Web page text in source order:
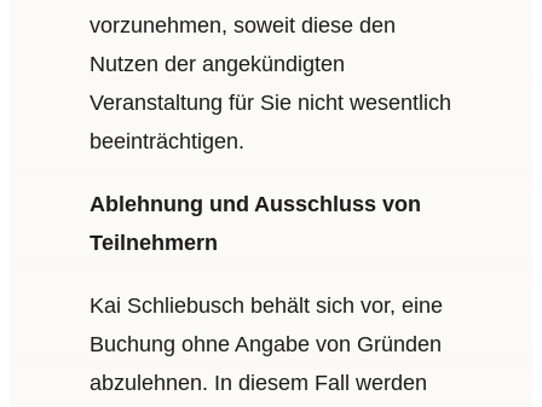
vorzunehmen, soweit diese den
Nutzen der angekündigten
Veranstaltung für Sie nicht wesentlich
beeinträchtigen.
Ablehnung und Ausschluss von
Teilnehmern
Kai Schliebusch behält sich vor, eine
Buchung ohne Angabe von Gründen
abzulehnen. In diesem Fall werden